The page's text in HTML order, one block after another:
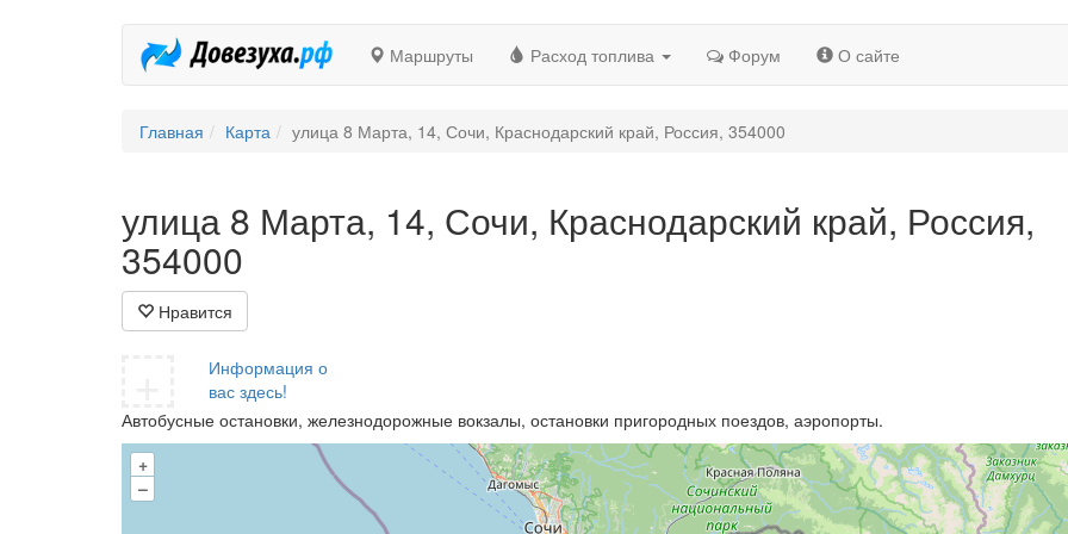
Маршруты Расход топлива Форум О сайте
Главная Карта улица 8 Марта, 14, Сочи, Краснодарский край, Россия, 354000
улица 8 Марта, 14, Сочи, Краснодарский край, Россия,
354000
Нравится
Информация о
вас здесь!
Автобусные остановки, железнодорожные вокзалы, остановки пригородных поездов, аэропорты.
+
–